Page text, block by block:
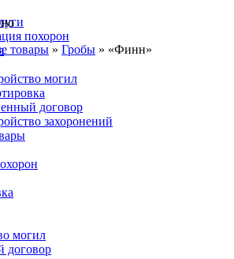
похорон
могил
договор
захоронений
товары » Гробы » «Финн»
могил
договор